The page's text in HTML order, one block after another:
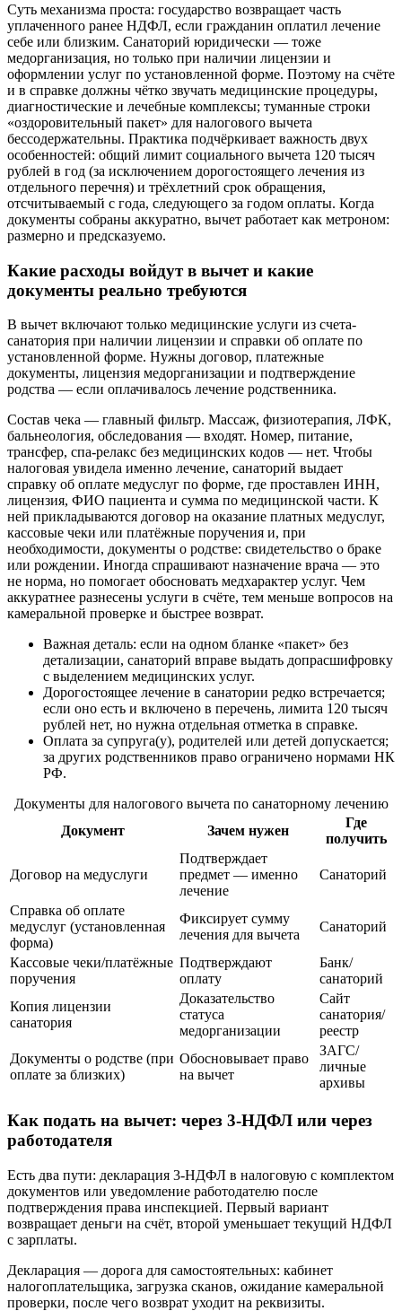
Суть механизма проста: государство возвращает часть
уплаченного ранее НДФЛ, если гражданин оплатил лечение
себе или близким. Санаторий юридически — тоже
медорганизация, но только при наличии лицензии и
оформлении услуг по установленной форме. Поэтому на счёте
и в справке должны чётко звучать медицинские процедуры,
диагностические и лечебные комплексы; туманные строки
«оздоровительный пакет» для налогового вычета
бессодержательны. Практика подчёркивает важность двух
особенностей: общий лимит социального вычета 120 тысяч
рублей в год (за исключением дорогостоящего лечения из
отдельного перечня) и трёхлетний срок обращения,
отсчитываемый с года, следующего за годом оплаты. Когда
документы собраны аккуратно, вычет работает как метроном:
размерно и предсказуемо.
Какие расходы войдут в вычет и какие
документы реально требуются
В вычет включают только медицинские услуги из счета-
санатория при наличии лицензии и справки об оплате по
установленной форме. Нужны договор, платежные
документы, лицензия медорганизации и подтверждение
родства — если оплачивалось лечение родственника.
Состав чека — главный фильтр. Массаж, физиотерапия, ЛФК,
бальнеология, обследования — входят. Номер, питание,
трансфер, спа‑релакс без медицинских кодов — нет. Чтобы
налоговая увидела именно лечение, санаторий выдает
справку об оплате медуслуг по форме, где проставлен ИНН,
лицензия, ФИО пациента и сумма по медицинской части. К
ней прикладываются договор на оказание платных медуслуг,
кассовые чеки или платёжные поручения и, при
необходимости, документы о родстве: свидетельство о браке
или рождении. Иногда спрашивают назначение врача — это
не норма, но помогает обосновать медхарактер услуг. Чем
аккуратнее разнесены услуги в счёте, тем меньше вопросов на
камеральной проверке и быстрее возврат.
Важная деталь: если на одном бланке «пакет» без
детализации, санаторий вправе выдать допрасшифровку
с выделением медицинских услуг.
Дорогостоящее лечение в санатории редко встречается;
если оно есть и включено в перечень, лимита 120 тысяч
рублей нет, но нужна отдельная отметка в справке.
Оплата за супруга(у), родителей или детей допускается;
за других родственников право ограничено нормами НК
РФ.
Документы для налогового вычета по санаторному лечению
Документ
Зачем нужен
Где
получить
Договор на медуслуги
Подтверждает
предмет — именно
лечение
Санаторий
Справка об оплате
медуслуг (установленная
форма)
Фиксирует сумму
лечения для вычета
Санаторий
Кассовые чеки/платёжные
поручения
Подтверждают
оплату
Банк/
санаторий
Копия лицензии
санатория
Доказательство
статуса
медорганизации
Сайт
санатория/
реестр
Документы о родстве (при
оплате за близких)
Обосновывает право
на вычет
ЗАГС/
личные
архивы
Как подать на вычет: через 3‑НДФЛ или через
работодателя
Есть два пути: декларация 3‑НДФЛ в налоговую с комплектом
документов или уведомление работодателю после
подтверждения права инспекцией. Первый вариант
возвращает деньги на счёт, второй уменьшает текущий НДФЛ
с зарплаты.
Декларация — дорога для самостоятельных: кабинет
налогоплательщика, загрузка сканов, ожидание камеральной
проверки, после чего возврат уходит на реквизиты.